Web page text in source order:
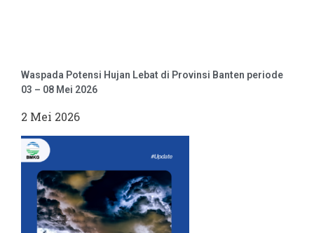
Waspada Potensi Hujan Lebat di Provinsi Banten periode
03 – 08 Mei 2026
2 Mei 2026